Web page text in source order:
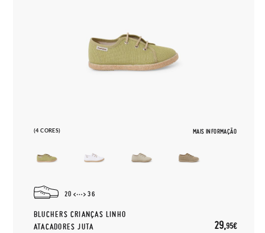
(4 CORES) MAIS INFORMAÇÃO
20 36
BLUCHERS CRIANÇAS LINHO
ATACADORES JUTA
29,95€